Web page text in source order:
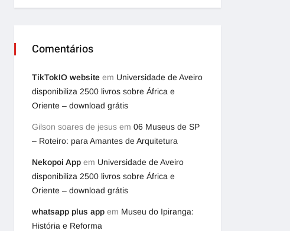
Comentários
TikTokIO website em Universidade de Aveiro
disponibiliza 2500 livros sobre África e
Oriente – download grátis
Gilson soares de jesus em 06 Museus de SP
– Roteiro: para Amantes de Arquitetura
Nekopoi App em Universidade de Aveiro
disponibiliza 2500 livros sobre África e
Oriente – download grátis
whatsapp plus app em Museu do Ipiranga:
História e Reforma